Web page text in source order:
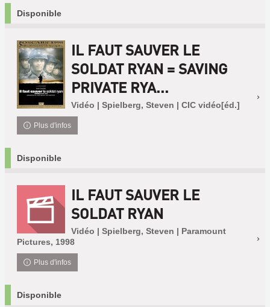
Disponible
IL FAUT SAUVER LE
SOLDAT RYAN = SAVING
PRIVATE RYA...
Vidéo | Spielberg, Steven | CIC vidéo[éd.]
Plus d'infos
Disponible
IL FAUT SAUVER LE
SOLDAT RYAN
Vidéo | Spielberg, Steven | Paramount
Pictures, 1998
Plus d'infos
Disponible